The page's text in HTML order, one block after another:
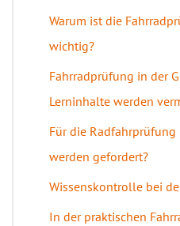
Warum ist die
wichtig?
Fahrradprüfung in der
Lerninhalte werden
Für die
werden gefordert?
Wissenskontrolle bei
In der praktischen